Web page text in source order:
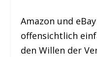
Amazon und
offensichtlich
den Willen der